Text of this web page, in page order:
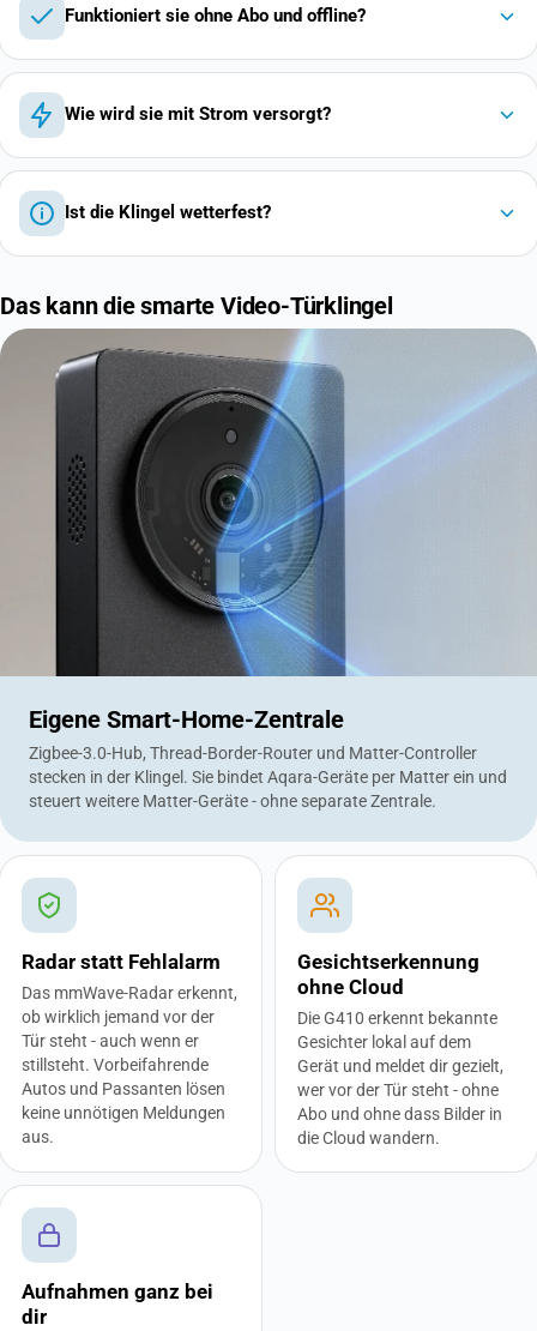
Funktioniert sie ohne Abo und offline?
Wie wird sie mit Strom versorgt?
Ist die Klingel wetterfest?
Das kann die smarte Video-Türklingel
Eigene Smart-Home-Zentrale
Zigbee-3.0-Hub, Thread-Border-Router und Matter-Controller
stecken in der Klingel. Sie bindet Aqara-Geräte per Matter ein und
steuert weitere Matter-Geräte - ohne separate Zentrale.
Radar statt Fehlalarm
Das mmWave-Radar erkennt,
ob wirklich jemand vor der
Tür steht - auch wenn er
stillsteht. Vorbeifahrende
Autos und Passanten lösen
keine unnötigen Meldungen
aus.
Gesichtserkennung
ohne Cloud
Die G410 erkennt bekannte
Gesichter lokal auf dem
Gerät und meldet dir gezielt,
wer vor der Tür steht - ohne
Abo und ohne dass Bilder in
die Cloud wandern.
Aufnahmen ganz bei
dir